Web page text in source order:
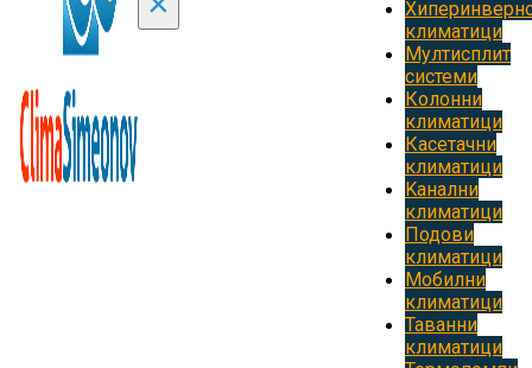
климатици
Мултисплит
системи
Колонни
климатици
Касетачни
климатици
Kанални
климатици
Подови
климатици
Мобилни
климатици
Таванни
климатици